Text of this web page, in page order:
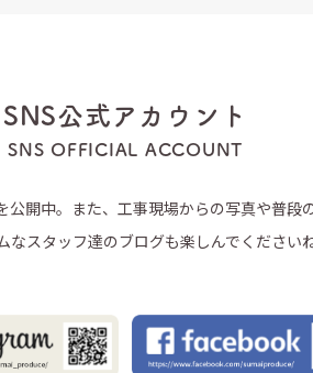
SNS公式アカウント
SNS OFFICIAL ACCOUNT
開中。また、工事現場からの写真や普段
なスタッフ達のブログも楽しんでください